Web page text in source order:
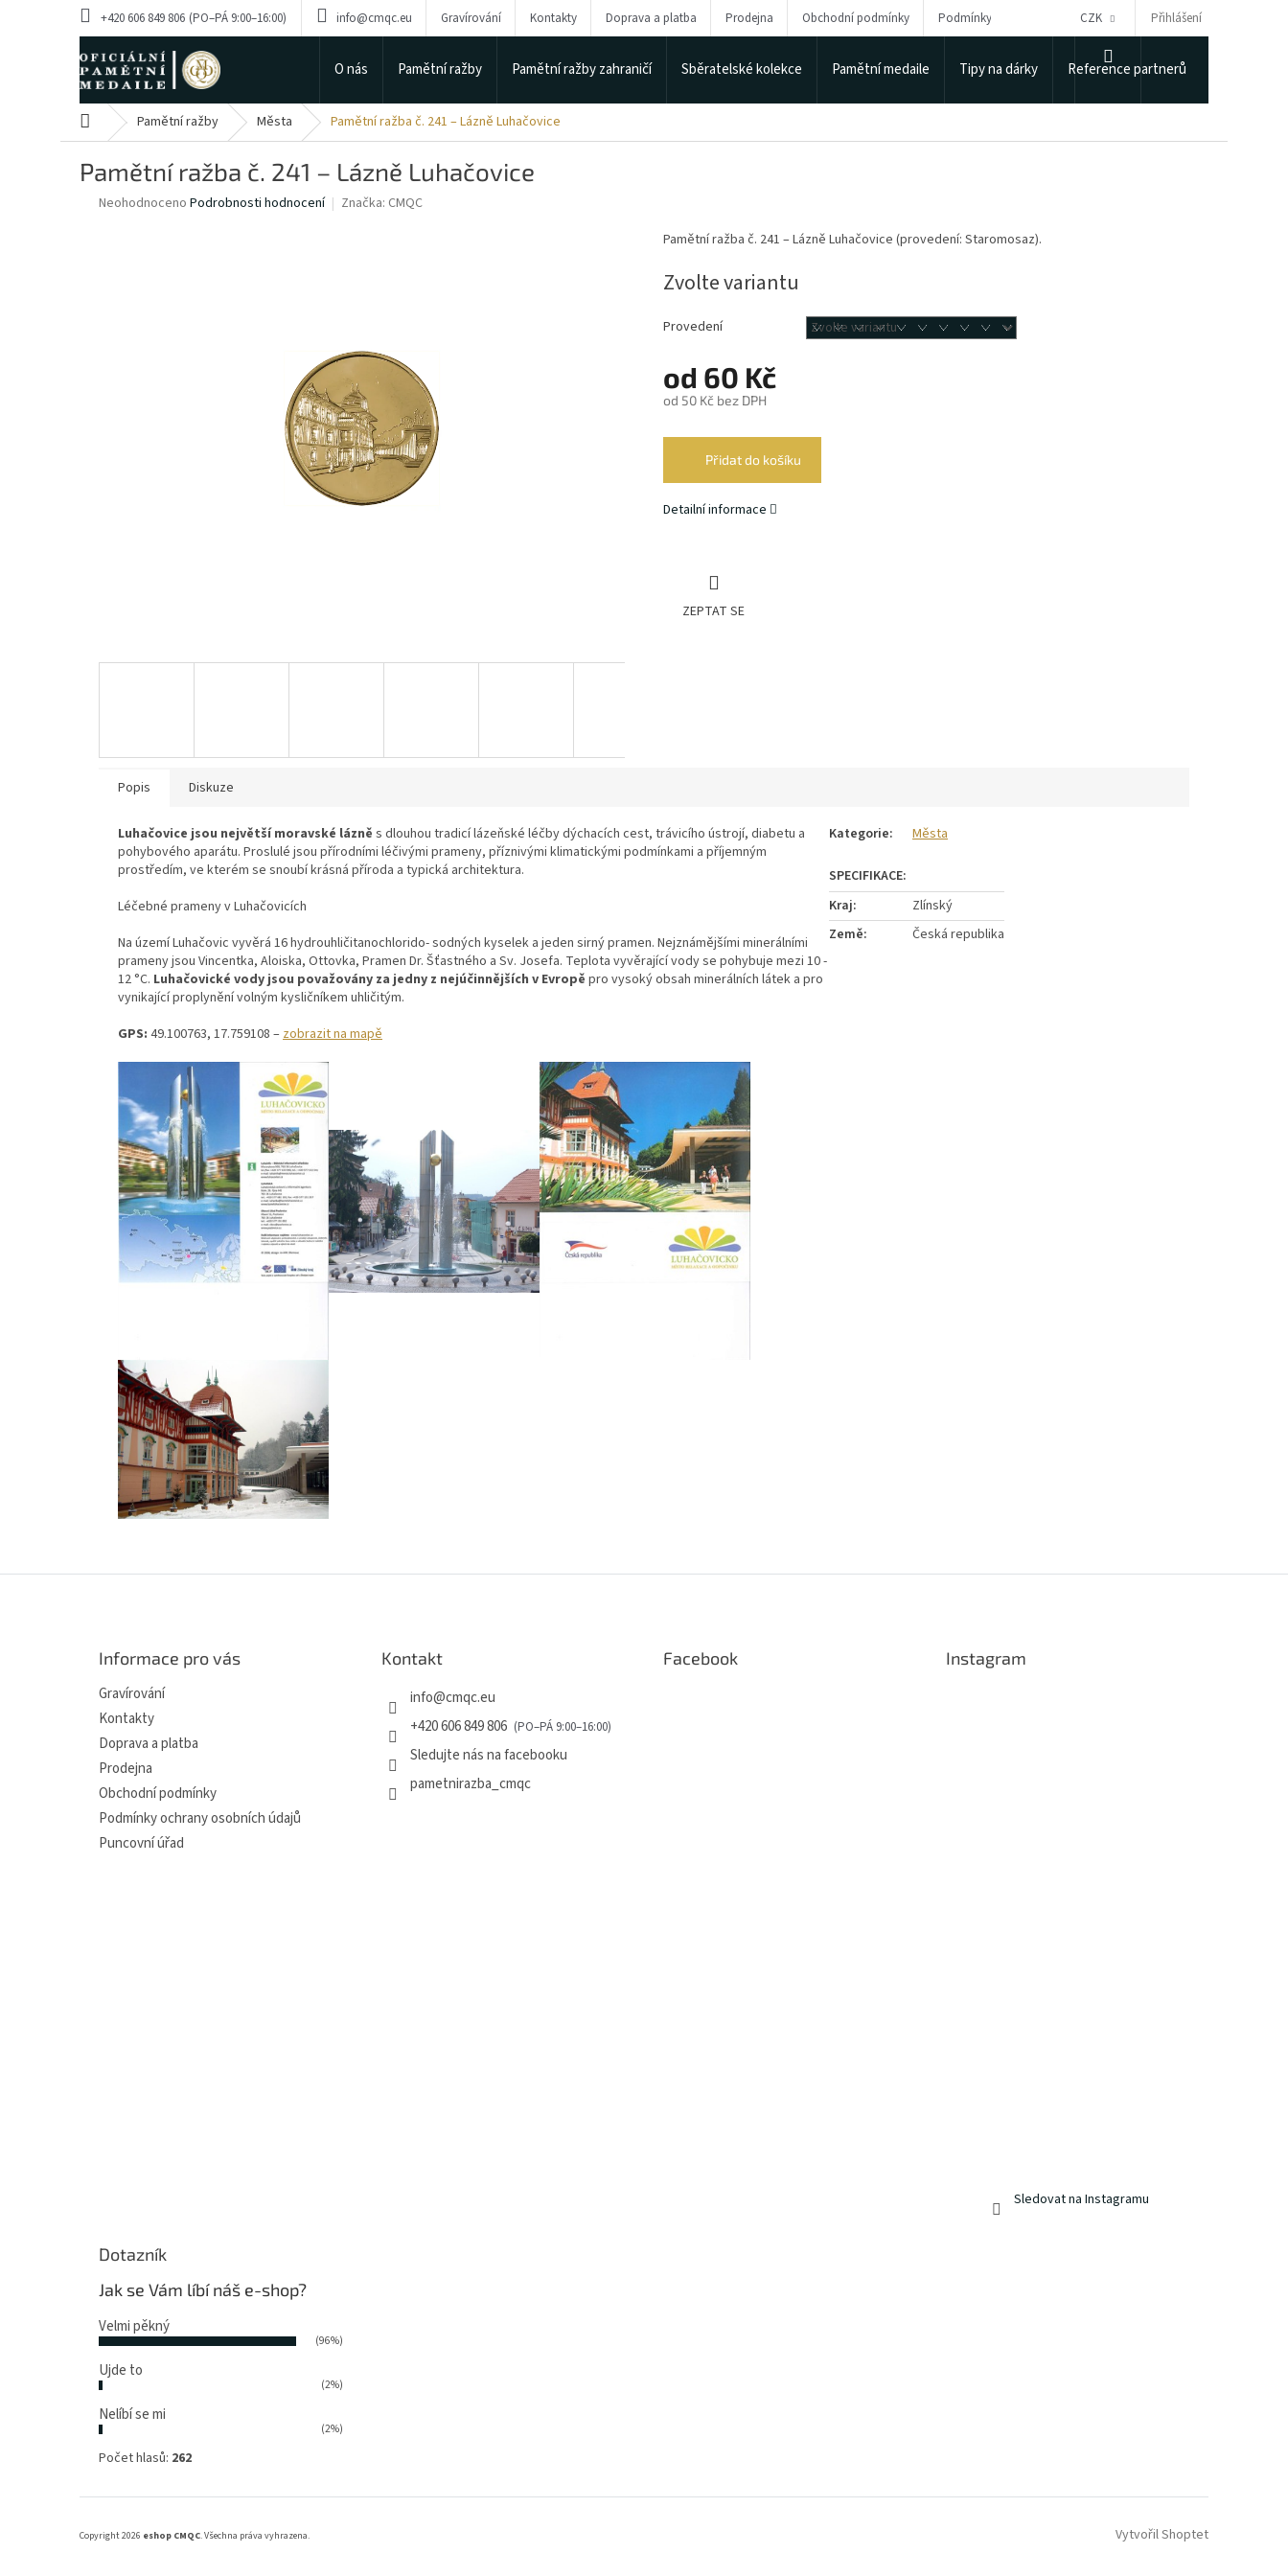
+420 606 849 806 info@cmqc.eu Gravírování Kontakty Doprava a platba Prodejna Obchodní podmínky Podmínky ochrany osobních údajů Puncovní úřad
CZK Přihlášení
O nás Pamětní ražby Pamětní ražby zahraničí Sběratelské kolekce Pamětní medaile Tipy na dárky Reference partnerů
Domů Pamětní ražby Města Pamětní ražba č. 241 – Lázně Luhačovice
Pamětní ražba č. 241 – Lázně Luhačovice
Průměrné
Neohodnoceno Podrobnosti hodnocení Značka: CMQC
od 60 Kč
od 50 Kč bez DPH
Zvolte variantu
Provedení
Přidat do košíku
Pamětní ražba č. 241 – Lázně Luhačovice (provedení: Staromosaz).
Detailní informace
ZEPTAT SE
Popis Diskuze
Luhačovice jsou největší moravské lázně s dlouhou tradicí lázeňské léčby dýchacích cest, trávicího ústrojí, diabetu a
pohybového aparátu. Proslulé jsou přírodními léčivými prameny, příznivými klimatickými podmínkami a příjemným
prostředím, ve kterém se snoubí krásná příroda a typická architektura.
Léčebné prameny v Luhačovicích
Na území Luhačovic vyvěrá 16 hydrouhličitanochlorido- sodných kyselek a jeden sirný pramen. Nejznámějšími minerálními
prameny jsou Vincentka, Aloiska, Ottovka, Pramen Dr. Šťastného a Sv. Josefa. Teplota vyvěrající vody se pohybuje mezi 10 -
12 °C. Luhačovické vody jsou považovány za jedny z nejúčinnějších v Evropě pro vysoký obsah minerálních látek a pro
vynikající proplynění volným kysličníkem uhličitým.
GPS: 49.100763, 17.759108 –zobrazit na mapě
Kategorie: Města
Kraj:
Zlínský
Země: Česká republika
Informace pro vás
Gravírování
Kontakty
Doprava a platba
Prodejna
Obchodní podmínky
Podmínky ochrany osobních údajů
Puncovní úřad
Kontakt
info@cmqc.eu
+420 606 849 806
Sledujte nás na facebooku
pametnirazba_cmqc
Facebook Instagram
Sledovat na Instagramu
Dotazník
Jak se Vám líbí náš e-shop?
Velmi pěkný
(96%)
Ujde to
(2%)
Nelíbí se mi
(2%)
Počet hlasů: 262
Vytvořil Shoptet
Copyright 2026 eshop CMQC. Všechna práva vyhrazena.